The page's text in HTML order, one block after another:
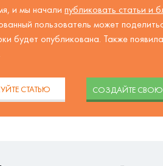
и мы начали публиковать статьи и
пользователь может
будет опубликована. Также
СТАТЬЮ CОЗДАЙТЕ СВОЮ